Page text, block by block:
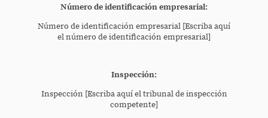
Número de identificación empresarial:
Número de identificación empresarial [Escriba aquí
el número de identificación empresarial]
Inspección:
Inspección [Escriba aquí el tribunal de inspección
competente]